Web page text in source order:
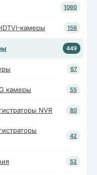
1060
камеры 156
449
67
камеры 55
NVR 80
42
52